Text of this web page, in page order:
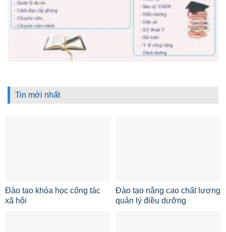
Tin mới nhất
Đào tạo khóa học công tác
xã hội
Đào tạo nâng cao chất lượng
quản lý điều dưỡng